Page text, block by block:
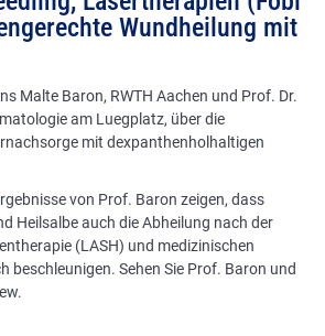
Wundheilung mit
Malte Baron, RWTH Aachen und Prof. Dr.
am Luegplatz, über die
mit dexpanthenholhaltigen
von Prof. Baron zeigen, dass
Heilsalbe auch die Abheilung nach der
(LASH) und medizinischen
beschleunigen. Sehen Sie Prof. Baron und